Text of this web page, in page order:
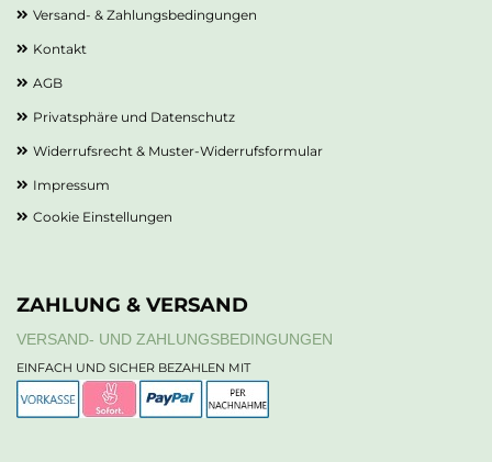
Versand- & Zahlungsbedingungen
Kontakt
AGB
Privatsphäre und Datenschutz
Widerrufsrecht & Muster-Widerrufsformular
Impressum
Cookie Einstellungen
ZAHLUNG & VERSAND
VERSAND- UND ZAHLUNGSBEDINGUNGEN
EINFACH UND SICHER BEZAHLEN MIT